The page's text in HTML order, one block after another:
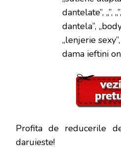
dantelate”, „”,
dantela”,
„lenjerie
dama ieftini
Profita de reducerile
daruieste!